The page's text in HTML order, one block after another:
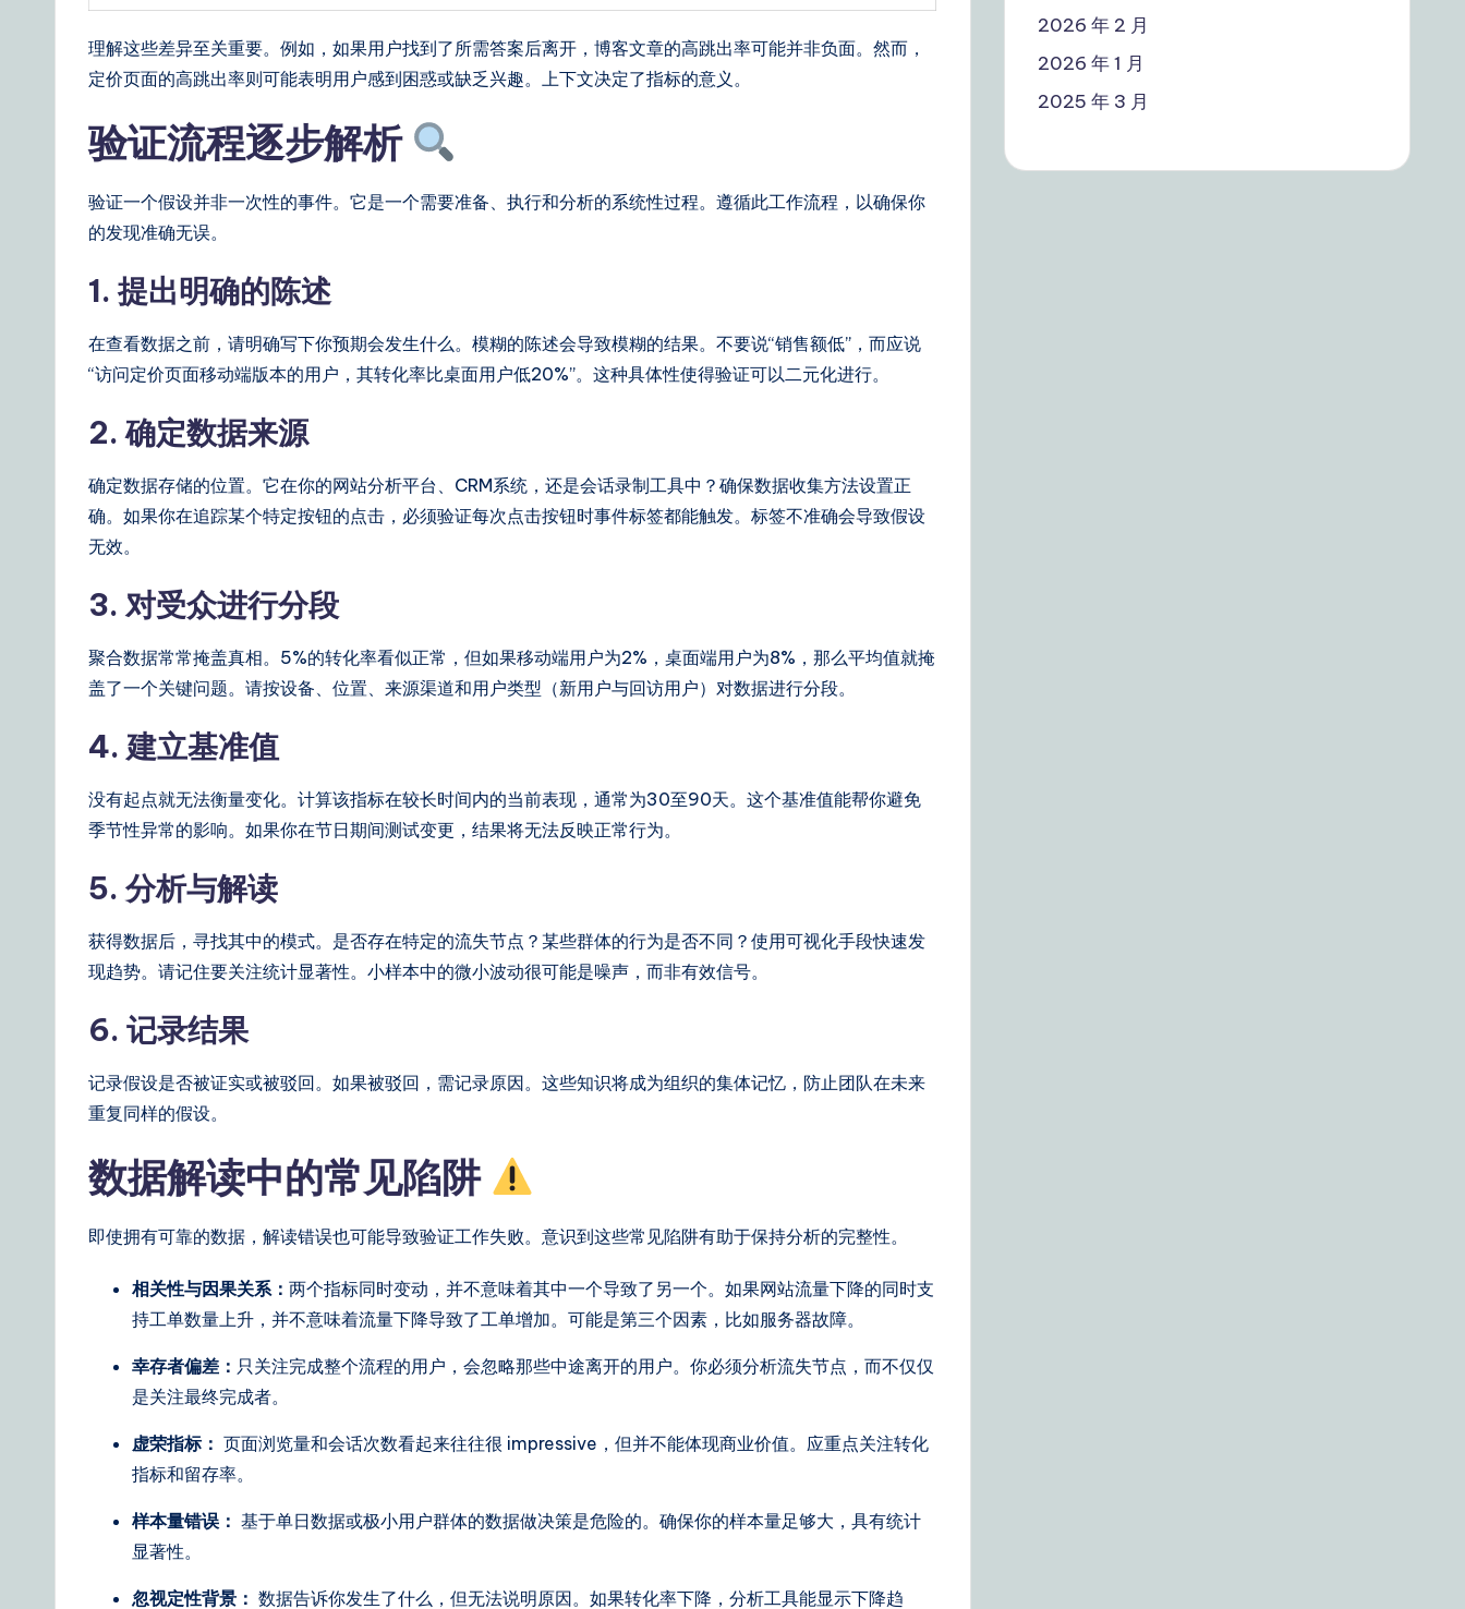
lu
ti
理解这些差异至关重要。例如，如果用户找到了所需答案后离开，博客文章的高跳出率可能并非负面。然而，
定价页面的高跳出率则可能表明用户感到困惑或缺乏兴趣。上下文决定了指标的意义。
验证流程逐步解析
验证一个假设并非一次性的事件。它是一个需要准备、执行和分析的系统性过程。遵循此工作流程，以确保你
的发现准确无误。
1. 提出明确的陈述
在查看数据之前，请明确写下你预期会发生什么。模糊的陈述会导致模糊的结果。不要说“销售额低”，而应说
“访问定价页面移动端版本的用户，其转化率比桌面用户低20%”。这种具体性使得验证可以二元化进行。
2. 确定数据来源
确定数据存储的位置。它在你的网站分析平台、CRM系统，还是会话录制工具中？确保数据收集方法设置正
确。如果你在追踪某个特定按钮的点击，必须验证每次点击按钮时事件标签都能触发。标签不准确会导致假设
无效。
3. 对受众进行分段
聚合数据常常掩盖真相。5%的转化率看似正常，但如果移动端用户为2%，桌面端用户为8%，那么平均值就掩
盖了一个关键问题。请按设备、位置、来源渠道和用户类型（新用户与回访用户）对数据进行分段。
4. 建立基准值
没有起点就无法衡量变化。计算该指标在较长时间内的当前表现，通常为30至90天。这个基准值能帮你避免
季节性异常的影响。如果你在节日期间测试变更，结果将无法反映正常行为。
5. 分析与解读
获得数据后，寻找其中的模式。是否存在特定的流失节点？某些群体的行为是否不同？使用可视化手段快速发
现趋势。请记住要关注统计显著性。小样本中的微小波动很可能是噪声，而非有效信号。
6. 记录结果
记录假设是否被证实或被驳回。如果被驳回，需记录原因。这些知识将成为组织的集体记忆，防止团队在未来
重复同样的假设。
数据解读中的常见陷阱
即使拥有可靠的数据，解读错误也可能导致验证工作失败。意识到这些常见陷阱有助于保持分析的完整性。
相关性与因果关系： 两个指标同时变动，并不意味着其中一个导致了另一个。如果网站流量下降的同时支
持工单数量上升，并不意味着流量下降导致了工单增加。可能是第三个因素，比如服务器故障。
幸存者偏差： 只关注完成整个流程的用户，会忽略那些中途离开的用户。你必须分析流失节点，而不仅仅
是关注最终完成者。
虚荣指标： 页面浏览量和会话次数看起来往往很 impressive，但并不能体现商业价值。应重点关注转化
指标和留存率。
样本量错误： 基于单日数据或极小用户群体的数据做决策是危险的。确保你的样本量足够大，具有统计
显著性。
忽视定性背景： 数据告诉你发生了什么，但无法说明原因。如果转化率下降，分析工具能显示下降趋
2026 年 2 月
2026 年 1 月
2025 年 3 月